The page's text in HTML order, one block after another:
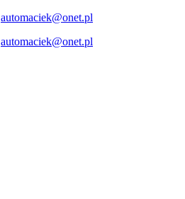
automaciek@onet.pl
automaciek@onet.pl